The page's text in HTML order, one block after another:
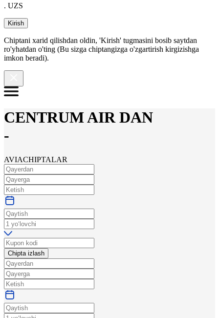
. UZS
Kirish
Chiptani xarid qilishdan oldin, 'Kirish' tugmasini bosib saytdan
ro'yhatdan o'ting (Bu sizga chiptangizga o'zgartirish kirgizishga
imkon beradi).
CENTRUM AIR DAN
-
AVIACHIPTALAR
Chipta izlash